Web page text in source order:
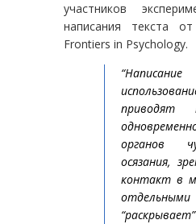
участников
написания текста
Frontiers in Psychology.
приводят
органов
осязания,
контакт в